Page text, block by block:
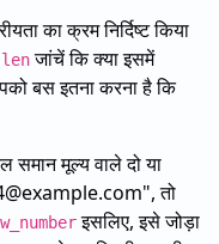
का क्रम निर्दिष्ट किया
lenजांचें कि क्या इसमें
बस इतना करना है कि
मूल्य वाले दो या
तो
इसलिए, इसे जोड़ा